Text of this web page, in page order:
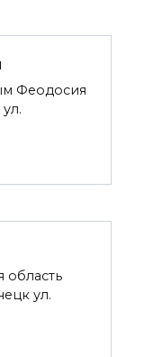
Феодосия
область
ул.